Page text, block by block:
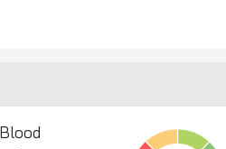
กันได้แล้ว
โรค
เศรษฐกิจ
ย FORT
สามารถ
ผ่านผล
ประชาชน